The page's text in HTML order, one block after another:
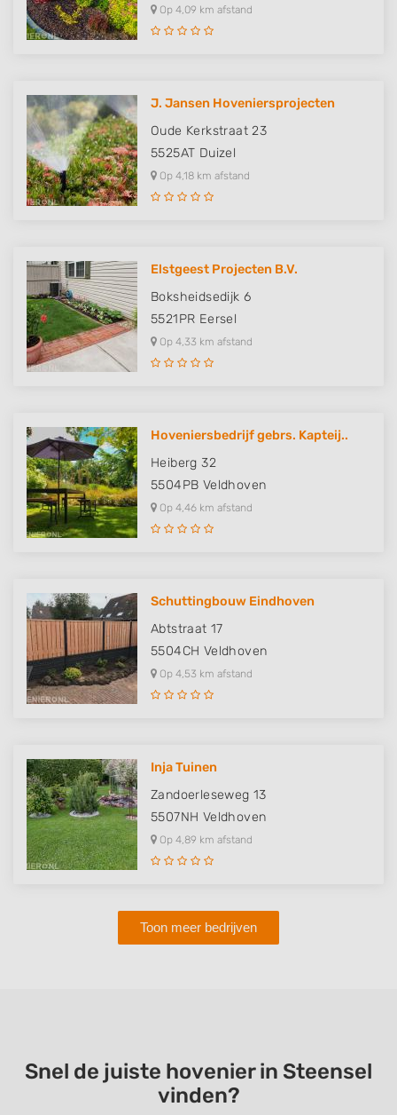
Op 4,09 km afstand
J. Jansen Hoveniersprojecten
Oude Kerkstraat 23
5525AT Duizel
Op 4,18 km afstand
Elstgeest Projecten B.V.
Boksheidsedijk 6
5521PR Eersel
Op 4,33 km afstand
Hoveniersbedrijf gebrs. Kapteij..
Heiberg 32
5504PB Veldhoven
Op 4,46 km afstand
Schuttingbouw Eindhoven
Abtstraat 17
5504CH Veldhoven
Op 4,53 km afstand
Inja Tuinen
Zandoerleseweg 13
5507NH Veldhoven
Op 4,89 km afstand
Toon meer bedrijven
Snel de juiste hovenier in Steensel
vinden?